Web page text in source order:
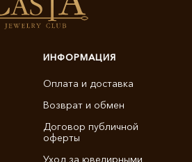
ИНФОРМАЦИЯ
Оплата и доставка
Возврат и обмен
Договор публичной
оферты
Уход за ювелирными